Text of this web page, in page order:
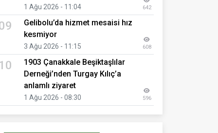
1 Ağu 2026 - 11:04 642
Gelibolu’da hizmet mesaisi hız
kesmiyor
3 Ağu 2026 - 11:15 608
1903 Çanakkale Beşiktaşlılar
Derneği’nden Turgay Kılıç’a
anlamlı ziyaret
1 Ağu 2026 - 08:30 596